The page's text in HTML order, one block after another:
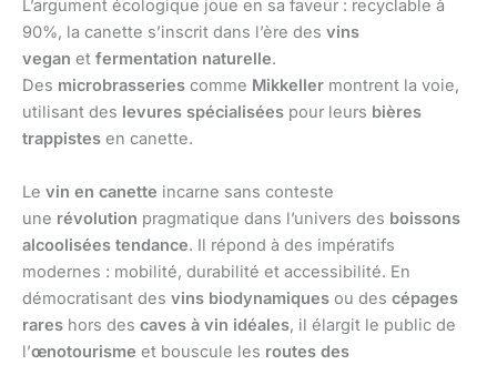
L’argument écologique joue en sa faveur : recyclable à
90%, la canette s’inscrit dans l’ère des vins
vegan et fermentation naturelle.
Des microbrasseries comme Mikkeller montrent la voie,
utilisant des levures spécialisées pour leurs bières
trappistes en canette.
Le vin en canette incarne sans conteste
une révolution pragmatique dans l’univers des boissons
alcoolisées tendance. Il répond à des impératifs
modernes : mobilité, durabilité et accessibilité. En
démocratisant des vins biodynamiques ou des cépages
rares hors des caves à vin idéales, il élargit le public de
l’œnotourisme et bouscule les routes des